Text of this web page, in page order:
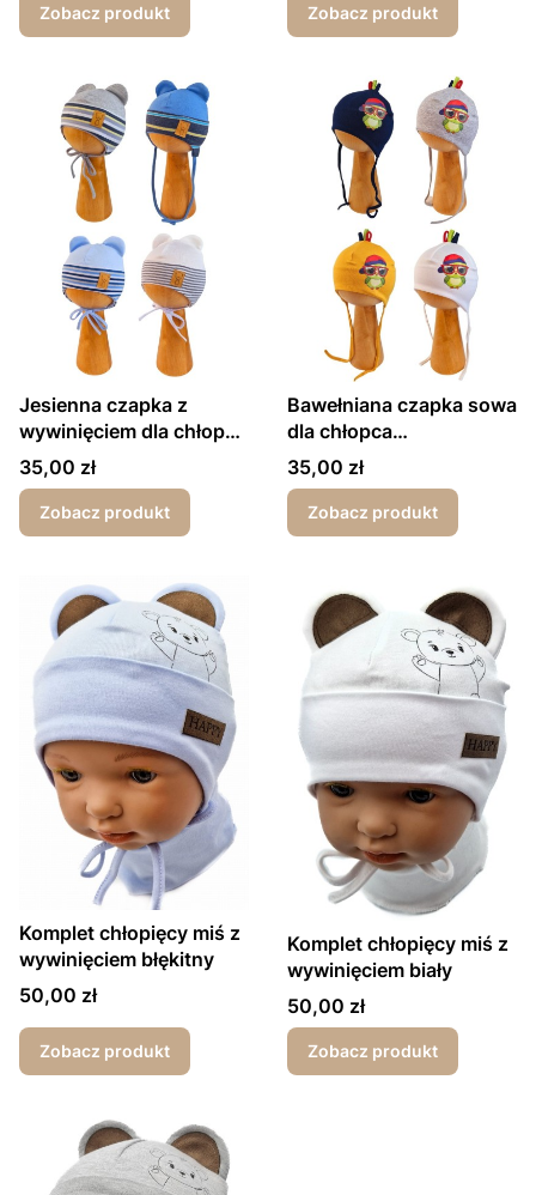
Zobacz produkt Zobacz produkt
Jesienna czapka z
wywinięciem dla chłopca
Cena
35,00 zł
Zobacz produkt
Bawełniana czapka sowa
dla chłopca
wiosna/jesień
Cena
35,00 zł
Zobacz produkt
Komplet chłopięcy miś z
wywinięciem błękitny
Cena
50,00 zł
Zobacz produkt
Komplet chłopięcy miś z
wywinięciem biały
Cena
50,00 zł
Zobacz produkt